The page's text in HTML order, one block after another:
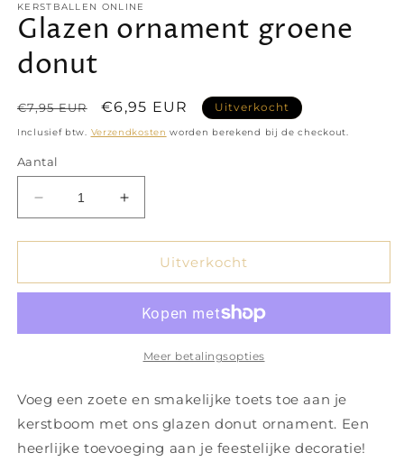
KERSTBALLEN ONLINE
Glazen ornament groene
donut
Normale
prijs
€7,95 EUR Aanbiedingsprijs
€6,95 EUR Uitverkocht
Inclusief btw. Verzendkosten worden berekend bij de checkout.
Aantal
Aantal
verlagen
voor
ornament
Aantal
verhogen
voor
Glazen
ornament
donut
Uitverkocht
Meer betalingsopties
Voeg een zoete en smakelijke toets toe aan je
kerstboom met ons glazen donut ornament. Een
heerlijke toevoeging aan je feestelijke decoratie!